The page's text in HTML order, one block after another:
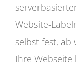
Website-
selbst fest,
Ihre